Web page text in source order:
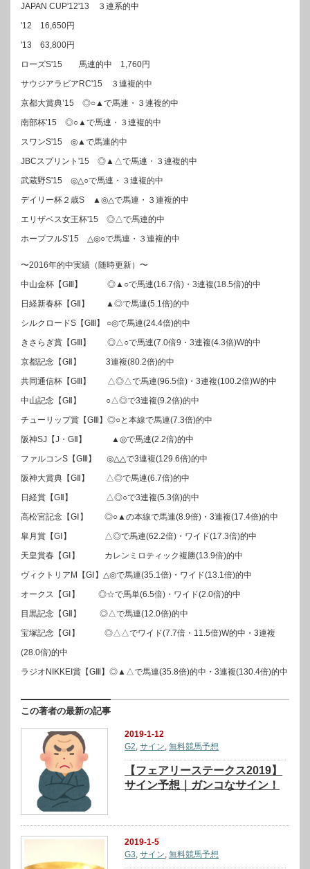
JAPAN CUP'12'13 ３連系的中
'12 16,650円
'13 63,800円
ローズS'15 馬連的中 1,760円
サウジアラビアRC'15 ３連複的中
京都大賞典’15 ◎○▲で馬連・３連複的中
南部杯'15 ◎○▲で馬連・３連複的中
スワンS'15 ◎▲で馬連的中
JBCスプリント'15 ◎▲△で馬連・３連複的中
武蔵野S'15 ◎△○で馬連・３連複的中
デイリー杯２歳S ▲◎△で馬連・３連複的中
エリザベス女王杯'15 ◎△で馬連的中
ホープフルS'15 △◎○で馬連・３連複的中
〜2016年的中実績（随時更新）〜
中山金杯【GⅢ】 ◎▲○で馬連(16.7倍)・3連複(18.5倍)的中
日経新春杯【GⅡ】 ▲◎で馬連(5.1倍)的中
シルクロードS【GⅢ】 ○◎で馬連(24.4倍)的中
きさらぎ賞【GⅢ】 ◎△○で馬連(7.0倍9・3連複(4.3倍)W的中
京都記念【GⅡ】 3連複(80.2倍)的中
共同通信杯【GⅢ】 △◎△で馬連(96.5倍)・3連複(100.2倍)W的中
中山記念【GⅡ】 ○△◎で3連複(9.2倍)的中
チューリップ賞【GⅢ】◎○と本線で馬連(7.3倍)的中
阪神SJ【J・GⅡ】 ▲◎で馬連(2.2倍)的中
ファルコンS【GⅢ】 ◎△△で3連複(129.6倍)的中
阪神大賞典【GⅡ】 △◎で馬連(6.7倍)的中
日経賞【GⅡ】 △◎○で3連複(5.3倍)的中
高松宮記念【GⅠ】 ◎○▲の本線で馬連(8.9倍)・3連複(17.4倍)的中
皐月賞【GⅠ】 △◎で馬連(62.2倍)・ワイド(17.3倍)的中
天皇賞春【GⅠ】 カレンミロティック複勝(13.9倍)的中
ヴィクトリアM【GⅠ】△◎で馬連(35.1倍)・ワイド(13.1倍)的中
オークス【GⅠ】 ◎☆で馬単(6.5倍)・ワイド(2.0倍)的中
目黒記念【GⅡ】 ◎△で馬連(12.0倍)的中
宝塚記念【GⅠ】 ◎△△でワイド(7.7倍・11.5倍)W的中・3連複
(28.0倍)的中
ラジオNIKKEI賞【GⅢ】◎▲△で馬連(35.8倍)的中・3連複(130.4倍)的中
この著者の最新の記事
2019-1-12
G2,サイン,無料競馬予想
【フェアリーステークス2019】
サイン予想｜ガンコなサイン！
2019-1-5
G3,サイン,無料競馬予想